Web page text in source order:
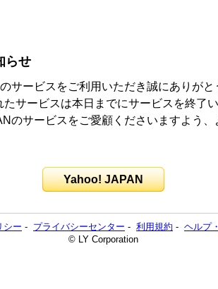
らせ
サービスをご利用いただき誠にありがと
サービスは本日までにサービスを終了い
のサービスをご愛顧くださいますよう、
Yahoo! JAPAN
シー - プライバシーセンター - 利用規約 - ヘルプ
© LY Corporation